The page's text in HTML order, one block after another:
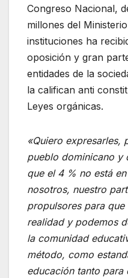
Congreso Nacional,
millones del
instituciones ha
oposición y gran
entidades de la
la califican anti
Leyes orgánicas.
«Quiero expresarles,
pueblo dominicano y
que el 4 % no está
nosotros, nuestro
propulsores para
realidad y podemos
la comunidad
método, como
educación tanto para